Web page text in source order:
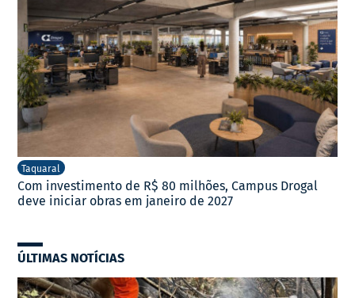
Taquaral
Com investimento de R$ 80 milhões, Campus Drogal
deve iniciar obras em janeiro de 2027
ÚLTIMAS NOTÍCIAS